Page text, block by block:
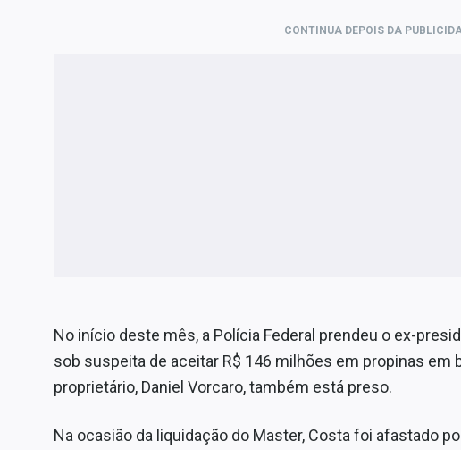
CONTINUA DEPOIS DA
No início deste mês, a Polícia Federal prendeu o ex-
sob suspeita de aceitar R$ 146 milhões em propinas em
proprietário, Daniel Vorcaro, também está preso.
Na ocasião da liquidação do Master, Costa foi afastado